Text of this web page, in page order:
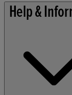
Help &